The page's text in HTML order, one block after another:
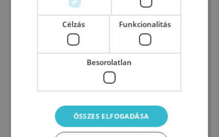
Célzás Funkcionalitás
Besorolatlan
ÖSSZES ELFOGADÁSA